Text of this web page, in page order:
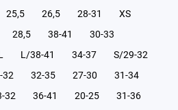
25,5 26,5 28-31
XS
28,5 38-41
30-33
L/38-41 34-37
S/29-32
32 32-35 27-30
31-34
32 36-41 20-25
31-36